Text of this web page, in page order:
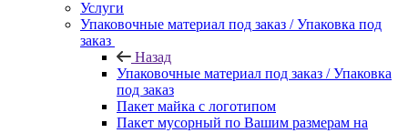
Услуги
Упаковочные материал под заказ / Упаковка под
заказ
Назад
Упаковочные материал под заказ / Упаковка
под заказ
Пакет майка с логотипом
Пакет мусорный по Вашим размерам на